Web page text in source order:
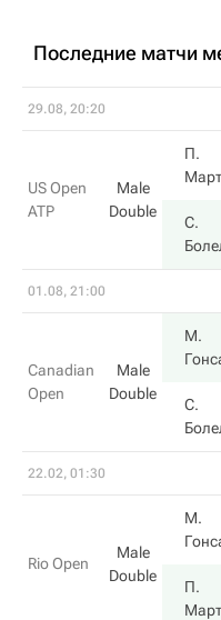
Последние матчи
29.08, 20:20
US Open
ATP
Male
Double
П.
С.
01.08, 21:00
Canadian
Open
Male
Double
М.
С.
22.02, 01:30
Rio Open
Male
Double
М.
П.